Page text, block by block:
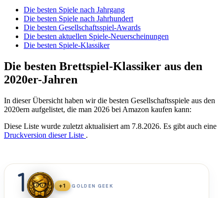
Die besten Spiele nach Jahrgang
Die besten Spiele nach Jahrhundert
Die besten Gesellschaftsspiel-Awards
Die besten aktuellen Spiele-Neuerscheinungen
Die besten Spiele-Klassiker
Die besten Brettspiel-Klassiker aus den
2020er-Jahren
In dieser Übersicht haben wir die besten Gesellschaftsspiele aus den
2020ern aufgelistet, die man 2026 bei Amazon kaufen kann:
Diese Liste wurde zuletzt aktualisiert am 7.8.2026. Es gibt auch eine
Druckversion dieser Liste .
1 +1 GOLDEN GEEK